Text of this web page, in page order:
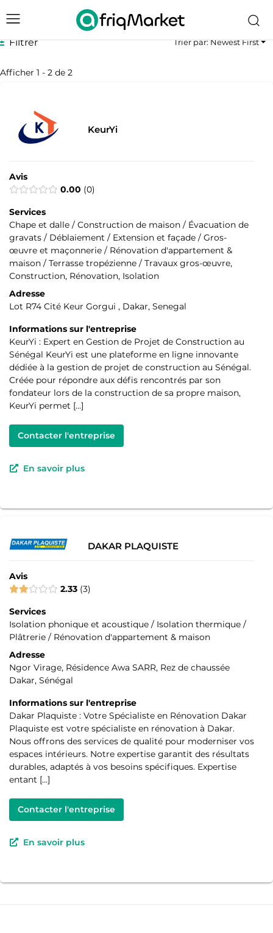
Filtrer
Afficher 1 - 2 de 2
Trier par: Newest First
KeurYi
Avis
0.00 0
Services
Chape et dalle / Construction de maison / Évacuation de
gravats / Déblaiement / Extension et façade / Gros-
œuvre et maçonnerie / Rénovation d'appartement &
maison / Terrasse tropézienne / Travaux gros-œuvre,
Construction, Rénovation, Isolation
Adresse
Lot R74 Cité Keur Gorgui , Dakar, Senegal
Informations sur l'entreprise
KeurYi : Expert en Gestion de Projet de Construction au
Sénégal KeurYi est une plateforme en ligne innovante
dédiée à la gestion de projet de construction au Sénégal.
Créée pour répondre aux défis rencontrés par son
fondateur lors de la construction de sa propre maison,
KeurYi permet […]
Contacter l'entreprise
En savoir plus
DAKAR PLAQUISTE
Avis
2.33 3
Services
Isolation phonique et acoustique / Isolation thermique /
Plâtrerie / Rénovation d'appartement & maison
Adresse
Ngor Virage, Résidence Awa SARR, Rez de chaussée
Dakar, Sénégal
Informations sur l'entreprise
Dakar Plaquiste : Votre Spécialiste en Rénovation Dakar
Plaquiste est votre spécialiste en rénovation à Dakar.
Nous offrons des services de qualité pour moderniser vos
espaces intérieurs. Notre expertise garantit des résultats
durables, adaptés à vos besoins spécifiques. Expertise
entant […]
Contacter l'entreprise
En savoir plus